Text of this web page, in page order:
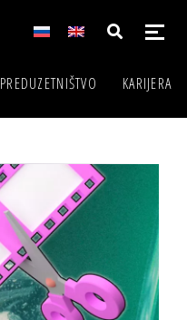
PREDUZETNIŠTVO KARIJERA